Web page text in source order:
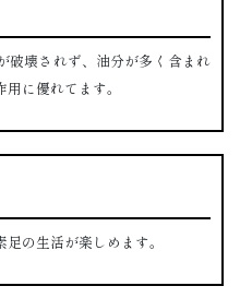
破壊されず、油分が多く含まれ
に優れてます。
の生活が楽しめます。